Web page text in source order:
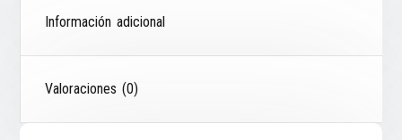
Información adicional
Valoraciones (0)